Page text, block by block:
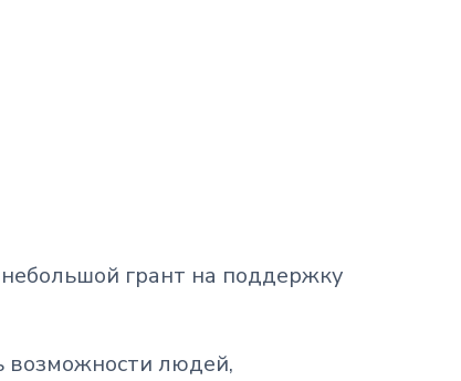
грант на поддержку
возможности людей,